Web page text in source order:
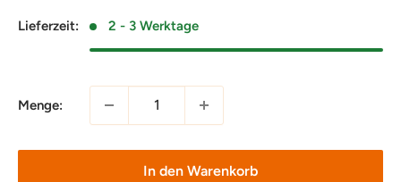
Lieferzeit: 2 - 3 Werktage
Menge:
In den Warenkorb